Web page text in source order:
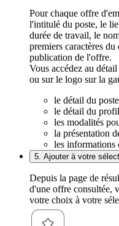
Pour chaque offre
l'intitulé du poste, le
durée de travail, le
premiers caractères
publication de l'offre.
Vous accédez au
ou sur le logo sur la
le détail du
le détail du
les modalités
la présentation
les informations
5. Ajouter à votre
Depuis la page de
d'une offre consultée,
votre choix à votre